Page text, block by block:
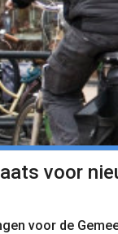
voor
voor de